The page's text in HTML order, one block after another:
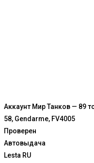
Аккаунт Мир Танков — 89
58, Gendarme, FV4005
Проверен
Автовыдача
Lesta RU